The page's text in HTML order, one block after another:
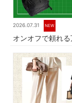
2026.07.31 NEW
オンオフで頼れ